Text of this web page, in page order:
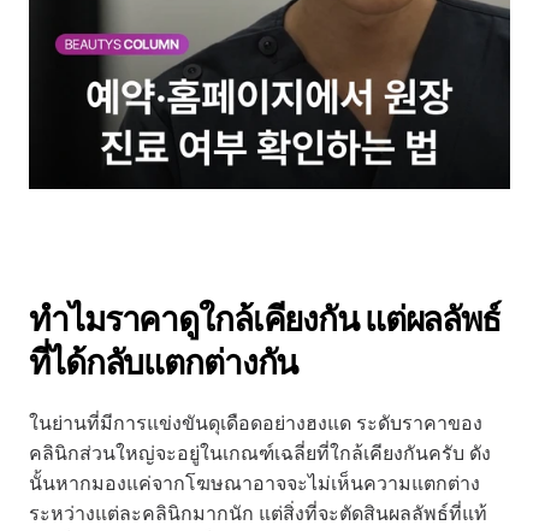
ทำไมราคาดูใกล้เคียงกัน แต่ผลลัพธ์
ที่ได้กลับแตกต่างกัน
ในย่านที่มีการแข่งขันดุเดือดอย่างฮงแด ระดับราคาของ
คลินิกส่วนใหญ่จะอยู่ในเกณฑ์เฉลี่ยที่ใกล้เคียงกันครับ ดัง
นั้นหากมองแค่จากโฆษณาอาจจะไม่เห็นความแตกต่าง
ระหว่างแต่ละคลินิกมากนัก แต่สิ่งที่จะตัดสินผลลัพธ์ที่แท้